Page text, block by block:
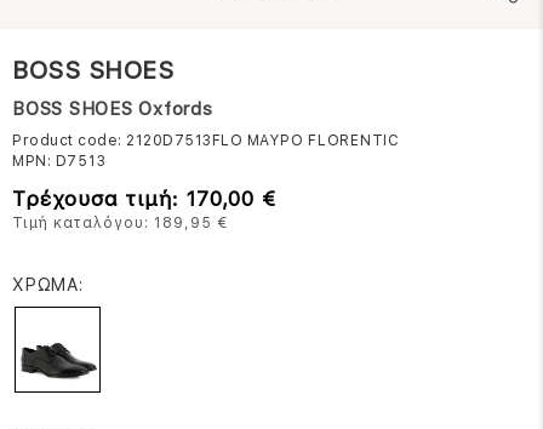
BOSS SHOES
BOSS SHOES Oxfords
Product code: 2120D7513FLO ΜΑΥΡΟ FLORENTIC
MPN: D7513
Τρέχουσα τιμή: 170,00 €
Τιμή καταλόγου: 189,95 €
ΧΡΩΜΑ: